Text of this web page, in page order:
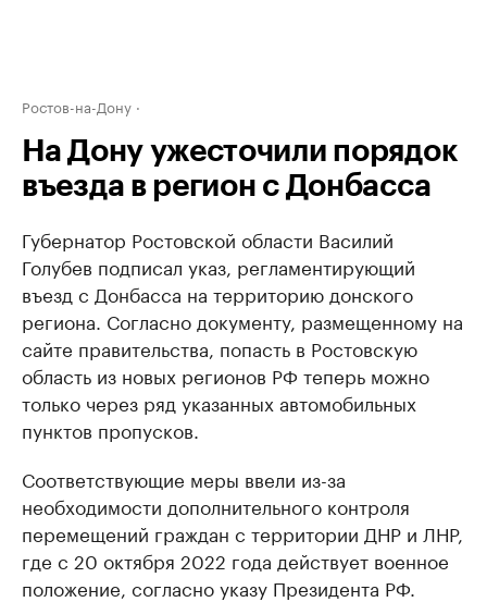
Ростов-на-Дону
На Дону ужесточили порядок
въезда в регион с Донбасса
Губернатор Ростовской области Василий
Голубев подписал указ, регламентирующий
въезд с Донбасса на территорию донского
региона. Согласно документу, размещенному на
сайте правительства, попасть в Ростовскую
область из новых регионов РФ теперь можно
только через ряд указанных автомобильных
пунктов пропусков.
Соответствующие меры ввели из-за
необходимости дополнительного контроля
перемещений граждан с территории ДНР и ЛНР,
где с 20 октября 2022 года действует военное
положение, согласно указу Президента РФ.